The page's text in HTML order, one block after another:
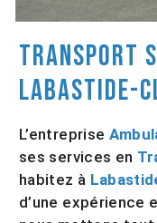
Transport
Labastide-
L’entreprise
ses services en
habitez à
d’une expérience